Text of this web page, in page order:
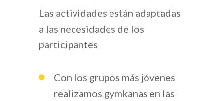
Las actividades están adaptadas
a las necesidades de los
participantes
Con los grupos más jóvenes
realizamos gymkanas en las